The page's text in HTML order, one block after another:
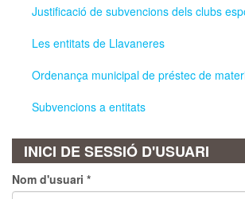
Justificació de subvencions dels clubs
Les entitats de Llavaneres
Ordenança municipal de préstec de
Subvencions a entitats
INICI DE SESSIÓ D'USUARI
Nom d'usuari *